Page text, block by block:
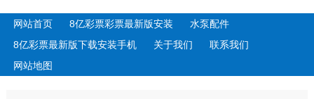
网站首页 8亿彩票彩票最新版安装
水泵配件
8亿彩票最新版下载安装手机
关于我们
联系我们
网站地图